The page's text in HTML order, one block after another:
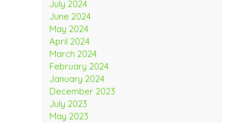
July 2024
June 2024
May 2024
April 2024
March 2024
February 2024
January 2024
December 2023
July 2023
May 2023